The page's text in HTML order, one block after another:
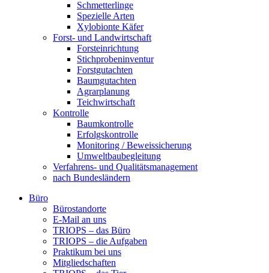
Schmetterlinge
Spezielle Arten
Xylobionte Käfer
Forst- und Landwirtschaft
Forsteinrichtung
Stichprobeninventur
Forstgutachten
Baumgutachten
Agrarplanung
Teichwirtschaft
Kontrolle
Baumkontrolle
Erfolgskontrolle
Monitoring / Beweissicherung
Umweltbaubegleitung
Verfahrens- und Qualitätsmanagement
nach Bundesländern
Büro
Bürostandorte
E-Mail an uns
TRIOPS – das Büro
TRIOPS – die Aufgaben
Praktikum bei uns
Mitgliedschaften